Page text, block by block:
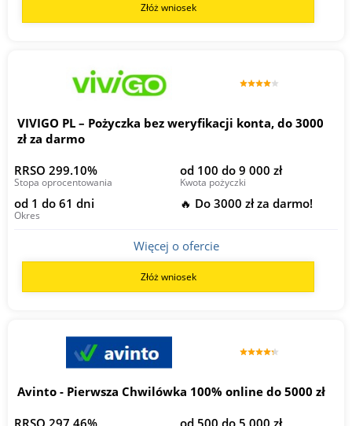
Złóż wniosek
VIVIGO PL – Pożyczka bez weryfikacji konta, do 3000
zł za darmo
RRSO 299.10%
Stopa oprocentowania
od 100 do 9 000 zł
Kwota pożyczki
od 1 do 61 dni
Okres
🔥 Do 3000 zł za darmo!
Więcej o ofercie
Złóż wniosek
Avinto - Pierwsza Chwilówka 100% online do 5000 zł
RRSO 297,46%
od 500 do 5 000 zł